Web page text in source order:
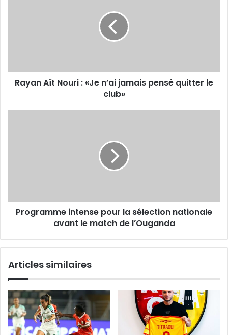
quitter
Rayan Aït Nouri : «Je n’ai jamais pensé quitter le
club»
match
Programme intense pour la sélection nationale
avant le match de l’Ouganda
Articles similaires